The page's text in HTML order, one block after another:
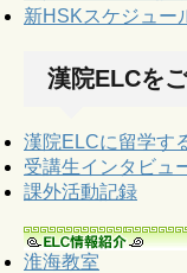
新HSKスケジュー
漢院ELCを
漢院ELCに留学す
受講生インタビュ
課外活動記録
淮海教室